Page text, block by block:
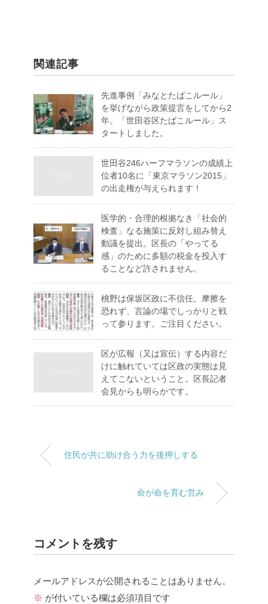
関連記事
先進事例「みなとたばこルール」
を挙げながら政策提言をしてから2
年。「世田谷区たばこルール」ス
タートしました。
世田谷246ハーフマラソンの成績上
位者10名に「東京マラソン2015」
の出走権が与えられます！
医学的・合理的根拠なき「社会的
検査」なる施策に反対し組み替え
動議を提出。区長の「やってる
感」のために多額の税金を投入す
ることなど許されません。
桃野は保坂区政に不信任。摩擦を
恐れず、言論の場でしっかりと戦
って参ります。ご注目ください。
区が広報（又は宣伝）する内容だ
けに触れていては区政の実態は見
えてこないということ。区長記者
会見からも明らかです。
住民が共に助け合う力を後押しする
命が命を育む営み
コメントを残す
メールアドレスが公開されることはありません。
※ が付いている欄は必須項目です